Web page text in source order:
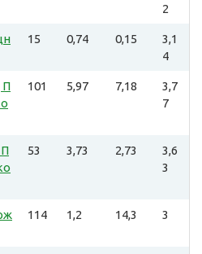
2
15 0,74 0,15
3,1
4
П
101 5,97 7,18
3,7
7
53 3,73 2,73
3,6
3
114 1,2 14,3 3